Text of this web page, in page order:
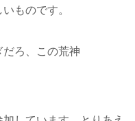
ものです。
ろ、この荒神